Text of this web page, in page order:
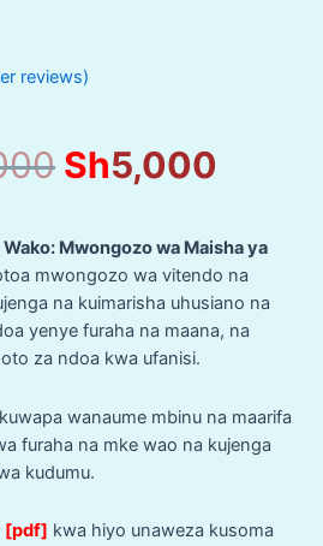
reviews)
Original
price
Sh20,000.
Sh5,000
Mwongozo wa Maisha ya
mwongozo wa vitendo na
na kuimarisha uhusiano na
yenye furaha na maana, na
za ndoa kwa ufanisi.
wanaume mbinu na maarifa
furaha na mke wao na kujenga
kudumu.
[pdf] kwa hiyo unaweza kusoma